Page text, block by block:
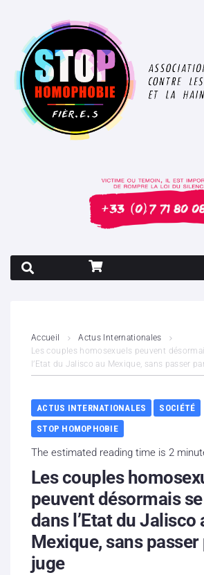
Contenus litigieux
Nous soutenir
Boutique
Partenaires
Contacts
Hébergement solidaire
Accueil
Actus Internationales
Les couples homosexuels peuvent
l’Etat du Jalisco au Mexique, sans passer
ACTUS INTERNATIONALES
SOCIÉTÉ
STOP HOMOPHOBIE
The estimated reading time is 2
Les couples
peuvent désormais
dans l’Etat du Jalisco
Mexique, sans passer
juge